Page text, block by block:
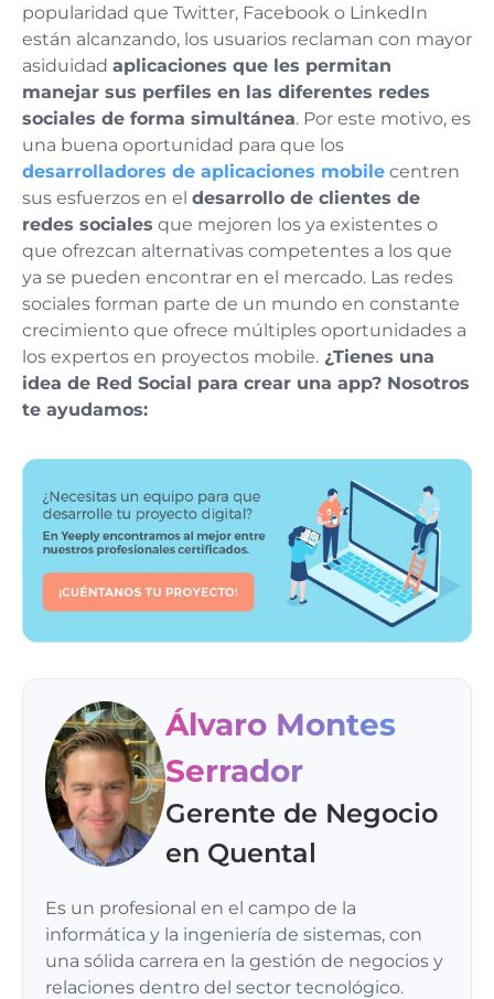
popularidad que Twitter, Facebook o LinkedIn
están alcanzando, los usuarios reclaman con mayor
asiduidad aplicaciones que les permitan
manejar sus perfiles en las diferentes redes
sociales de forma simultánea. Por este motivo, es
una buena oportunidad para que los
desarrolladores de aplicaciones mobile centren
sus esfuerzos en el desarrollo de clientes de
redes sociales que mejoren los ya existentes o
que ofrezcan alternativas competentes a los que
ya se pueden encontrar en el mercado. Las redes
sociales forman parte de un mundo en constante
crecimiento que ofrece múltiples oportunidades a
los expertos en proyectos mobile. ¿Tienes una
idea de Red Social para crear una app? Nosotros
te ayudamos:
Álvaro Montes
Serrador
Gerente de Negocio
en Quental
Es un profesional en el campo de la
informática y la ingeniería de sistemas, con
una sólida carrera en la gestión de negocios y
relaciones dentro del sector tecnológico.